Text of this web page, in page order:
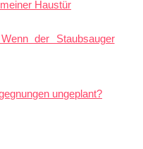
Haustür
der Staubsauger
ungeplant?